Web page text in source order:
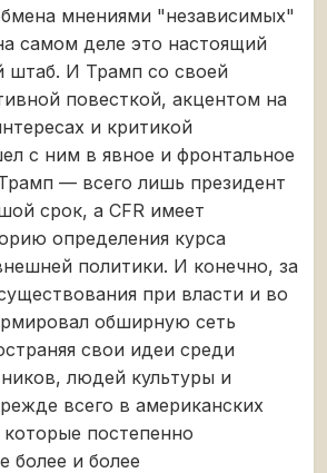
мнениями "независимых"
самом деле это настоящий
штаб. И Трамп со своей
повесткой, акцентом на
и критикой
с ним в явное и фронтальное
— всего лишь президент
срок, а CFR имеет
определения курса
политики. И конечно, за
при власти и во
обширную сеть
свои идеи среди
людей культуры и
всего в американских
постепенно
более и более